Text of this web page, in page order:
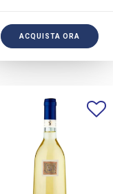
ACQUISTA ORA